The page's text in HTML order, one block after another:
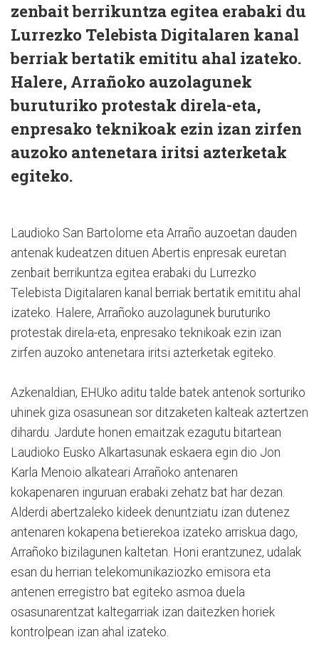
zenbait berrikuntza egitea erabaki du
Lurrezko Telebista Digitalaren kanal
berriak bertatik emititu ahal izateko.
Halere, Arrañoko auzolagunek
buruturiko protestak direla-eta,
enpresako teknikoak ezin izan zirfen
auzoko antenetara iritsi azterketak
egiteko.
Laudioko San Bartolome eta Arraño auzoetan dauden
antenak kudeatzen dituen Abertis enpresak euretan
zenbait berrikuntza egitea erabaki du Lurrezko
Telebista Digitalaren kanal berriak bertatik emititu ahal
izateko. Halere, Arrañoko auzolagunek buruturiko
protestak direla-eta, enpresako teknikoak ezin izan
zirfen auzoko antenetara iritsi azterketak egiteko.
Azkenaldian, EHUko aditu talde batek antenok sorturiko
uhinek giza osasunean sor ditzaketen kalteak aztertzen
dihardu. Jardute honen emaitzak ezagutu bitartean
Laudioko Eusko Alkartasunak eskaera egin dio Jon
Karla Menoio alkateari Arrañoko antenaren
kokapenaren inguruan erabaki zehatz bat har dezan.
Alderdi abertzaleko kideek denuntziatu izan dutenez
antenaren kokapena betierekoa izateko arriskua dago,
Arrañoko bizilagunen kaltetan. Honi erantzunez, udalak
esan du herrian telekomunikaziozko emisora eta
antenen erregistro bat egiteko asmoa duela
osasunarentzat kaltegarriak izan daitezken horiek
kontrolpean izan ahal izateko.